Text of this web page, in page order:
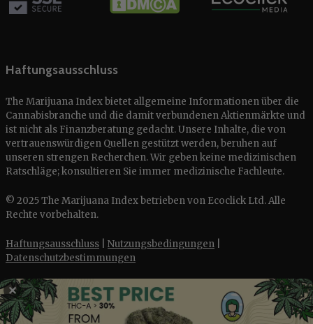
Haftungsausschluss
The Marijuana Index bietet allgemeine Informationen über die
Cannabisbranche und die damit verbundenen Aktienmärkte und
ist nicht als Finanzberatung gedacht. Unsere Inhalte, die von
vertrauenswürdigen Quellen gestützt werden, beruhen auf
unseren strengen Recherchen. Wir geben keine medizinischen
Ratschläge; konsultieren Sie immer medizinische Fachleute.
© 2025 The Marijuana Index betrieben von Ecoclick Ltd. Alle
Rechte vorbehalten.
Haftungsausschluss Nutzungsbedingungen
Datenschutzbestimmungen
English
✕